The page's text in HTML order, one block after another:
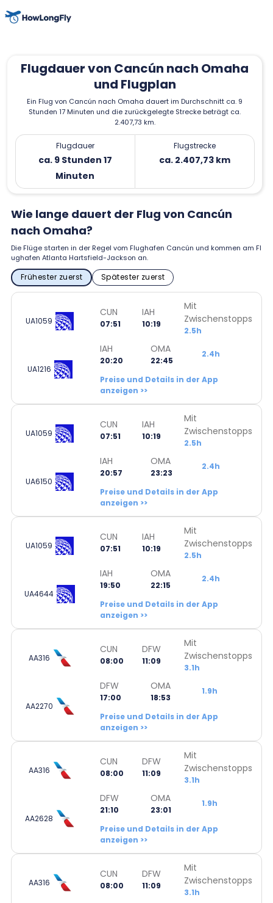
Flugdauer von Cancún nach Omaha
und Flugplan
Ein Flug von Cancún nach Omaha dauert im Durchschnitt ca. 9
Stunden 17 Minuten und die zurückgelegte Strecke beträgt ca.
2.407,73 km.
Flugdauer
ca. 9 Stunden 17
Minuten
Flugstrecke
ca. 2.407,73 km
Wie lange dauert der Flug von Cancún
nach Omaha?
Die Flüge starten in der Regel vom Flughafen Cancún und kommen am Fl
ughafen Atlanta Hartsfield-Jackson an.
Frühester zuerst Spätester zuerst
UA1059
CUN
07:51
IAH
10:19
Mit
Zwischenstopps
2.5h
UA1216
IAH
20:20
OMA
22:45
2.4h
Preise und Details in der App
anzeigen >>
UA1059
CUN
07:51
IAH
10:19
Mit
Zwischenstopps
2.5h
UA6150
IAH
20:57
OMA
23:23
2.4h
Preise und Details in der App
anzeigen >>
UA1059
CUN
07:51
IAH
10:19
Mit
Zwischenstopps
2.5h
UA4644
IAH
19:50
OMA
22:15
2.4h
Preise und Details in der App
anzeigen >>
AA316
CUN
08:00
DFW
11:09
Mit
Zwischenstopps
3.1h
AA2270
DFW
17:00
OMA
18:53
1.9h
Preise und Details in der App
anzeigen >>
AA316
CUN
08:00
DFW
11:09
Mit
Zwischenstopps
3.1h
AA2628
DFW
21:10
OMA
23:01
1.9h
Preise und Details in der App
anzeigen >>
AA316
CUN
08:00
DFW
11:09
Mit
Zwischenstopps
3.1h